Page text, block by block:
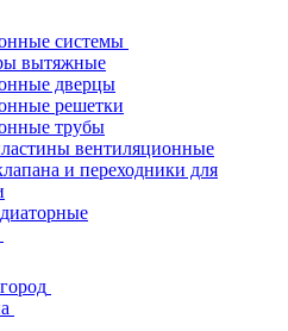
системы
вытяжные
дверцы
решетки
трубы
вентиляционные
и переходники для